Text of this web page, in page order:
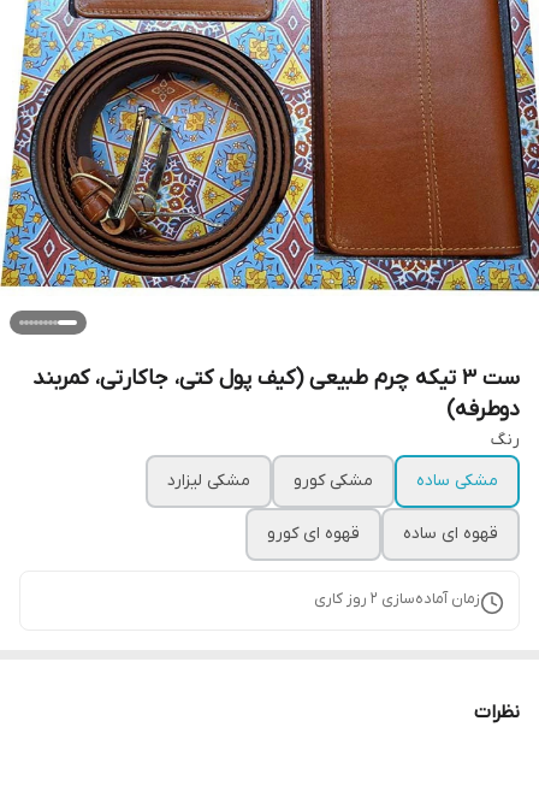
ست ۳ تیکه چرم طبیعی (کیف پول کتی، جاکارتی، کمربند
دوطرفه)
رنگ
مشکی ساده
مشکی کورو مشکی لیزارد
قهوه ای ساده قهوه ای کورو
زمان آماده‌سازی 2 روز کاری
نظرات